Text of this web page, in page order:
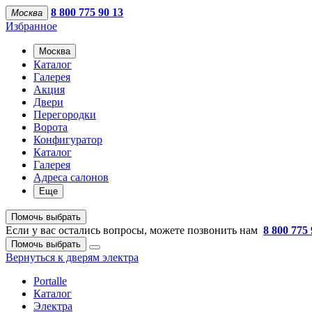
Москва
8 800 775 90 13
Избранное
Москва
Каталог
Галерея
Акция
Двери
Перегородки
Ворота
Конфигуратор
Каталог
Галерея
Адреса салонов
Еще
Помочь выбрать
Если у вас остались вопросы, можете позвонить нам 8 800 775
Помочь выбрать
Вернуться к дверям электра
Portalle
Каталог
Электра